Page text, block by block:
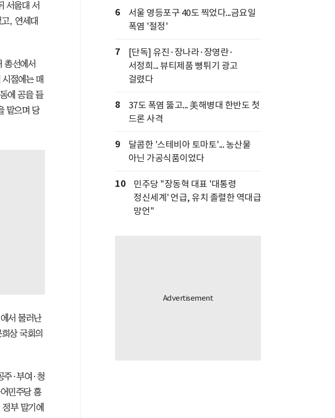
서울대 서
, 연세대
총선에서
절에는 매
에 공을 들
맡으며 당
서 물러난
상 국회의
주·부여·청
민주당 홍
부 말기에
6
서울 영등포구 40도 찍었다...금요일
폭염 '절정'
7
[단독] 유진·장나라·장영란·
서정희... 뷰티제품 뻥튀기 광고
걸렸다
8
37도 폭염 뚫고... 美해병대 한반도 첫
드론 사격
9
달콤한 '스테비아 토마토'... 농산물
아닌 가공식품이었다
10
민주당 "장동혁 대표 '대통령
정신세계' 언급, 유치 졸렬한 역대급
망언"